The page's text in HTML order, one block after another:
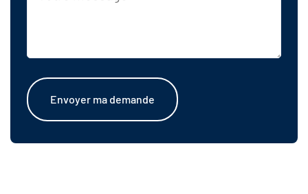
Envoyer ma demande